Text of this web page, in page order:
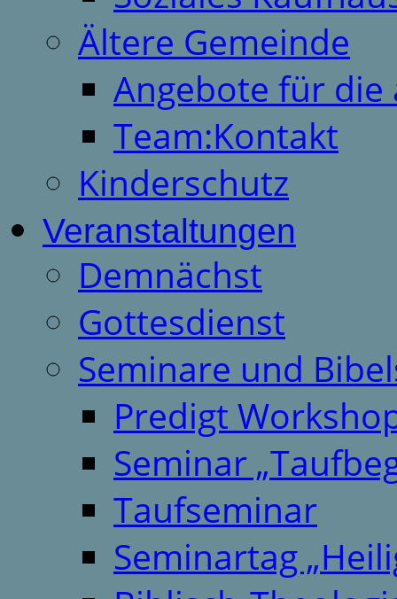
Ältere Gemeinde
Angebote für
Team:Kontakt
Kinderschutz
Veranstaltungen
Demnächst
Gottesdienst
Seminare und
Predigt
Seminar
Taufseminar
Seminartag